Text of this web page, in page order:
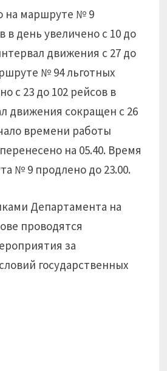
на маршруте № 9
в день увеличено с 10 до
движения с 27 до
№ 94 льготных
с 23 до 102 рейсов в
движения сокращен с 26
времени работы
на 05.40. Время
№ 9 продлено до 23.00.
Департамента на
проводятся
за
государственных